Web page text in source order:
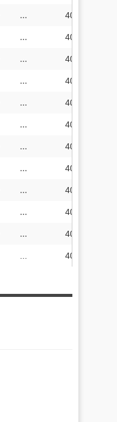
... 406 873 185
... 406 791 543
... 406 785 461
... 406 782 418
... 406 774 200
... 406 772 027
... 406 772 027
... 406 753 219
... 406 747 355
... 406 739 234
... 406 732 843
... 406 724 314